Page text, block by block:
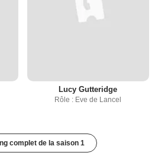
Lucy Gutteridge
Rôle : Eve de Lancel
complet de la saison 1